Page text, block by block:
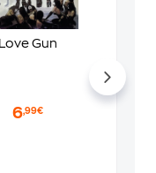
Love Gun
6,99€